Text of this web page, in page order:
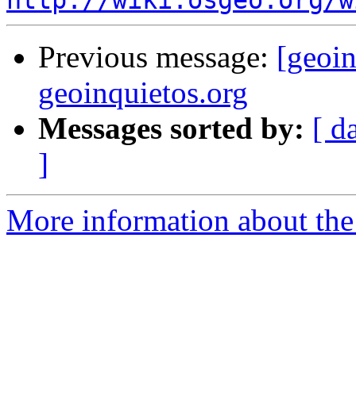
Previous message:
geoinquietos.org
Messages sorted by: [
]
More information about